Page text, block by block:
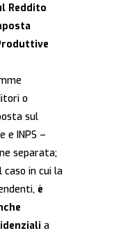
Reddito
o
sul
e INPS –
separata;
in cui la
è
a